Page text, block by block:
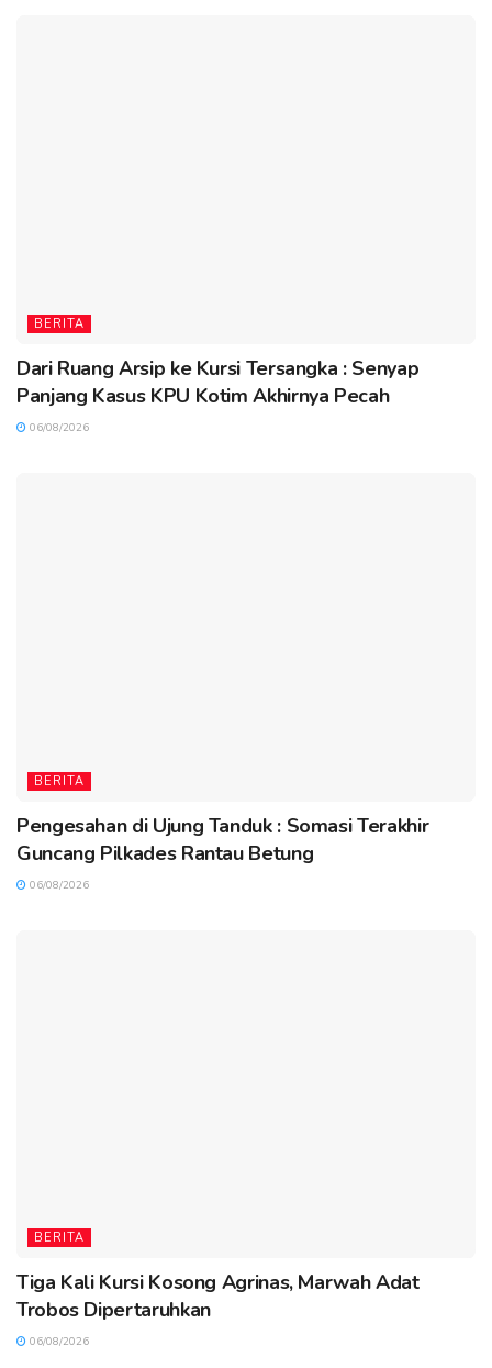
BERITA
Dari Ruang Arsip ke Kursi Tersangka : Senyap
Panjang Kasus KPU Kotim Akhirnya Pecah
06/08/2026
BERITA
Pengesahan di Ujung Tanduk : Somasi Terakhir
Guncang Pilkades Rantau Betung
06/08/2026
BERITA
Tiga Kali Kursi Kosong Agrinas, Marwah Adat
Trobos Dipertaruhkan
06/08/2026